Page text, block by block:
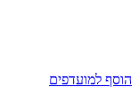
הוסף למועדפים